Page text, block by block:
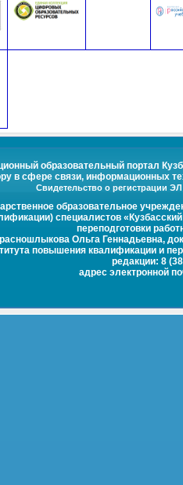
образовательный портал
в сфере связи, информационных
Свидетельство о регистрации
образовательное
специалистов
переподготовки
Ольга Геннадьевна,
повышения квалификации и
редакции: 8
адрес электронной